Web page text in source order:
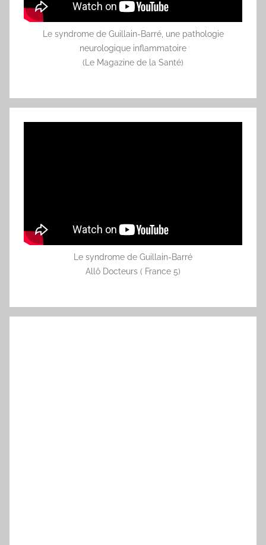
Le syndrome de Guillain-Barré, une pathologie
neurologique inflammatoire
(Le Magazine de la Santé)
Le syndrome de Guillain-Barré
Allô Docteurs ( France 5)